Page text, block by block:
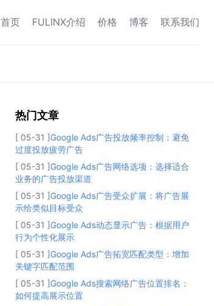
首页 FULINX介绍 价格 博客 联系我们
热门文章
[ 05-31 ]Google Ads广告投放频率控制：避免
过度投放疲劳广告
[ 05-31 ]Google Ads广告网络选项：选择适合
业务的广告投放渠道
[ 05-31 ]Google Ads广告受众扩展：将广告展
示给类似目标受众
[ 05-31 ]Google Ads动态显示广告：根据用户
行为个性化展示
[ 05-31 ]Google Ads广告拓宽匹配类型：增加
关键字匹配范围
[ 05-31 ]Google Ads搜索网络广告位置排名：
如何提高展示位置